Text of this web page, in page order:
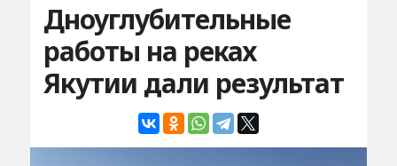
Дноуглубительные
работы на реках
Якутии дали результат